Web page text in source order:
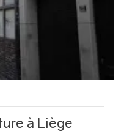
à Liège